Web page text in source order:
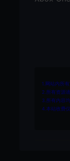
1.网站内所
2.所有资源
3.所有内容
4.本站收费